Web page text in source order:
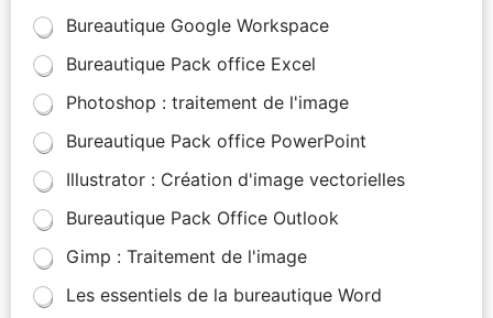
Bureautique Google Workspace
Bureautique Pack office Excel
Photoshop : traitement de l'image
Bureautique Pack office PowerPoint
Illustrator : Création d'image vectorielles
Bureautique Pack Office Outlook
Gimp : Traitement de l'image
Les essentiels de la bureautique Word